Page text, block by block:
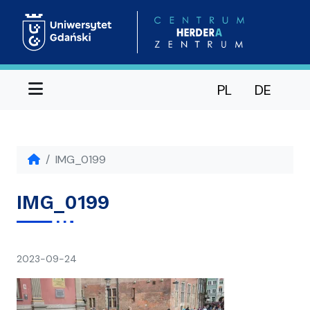
Menu PL DE
IMG_0199
IMG_0199
2023-09-24